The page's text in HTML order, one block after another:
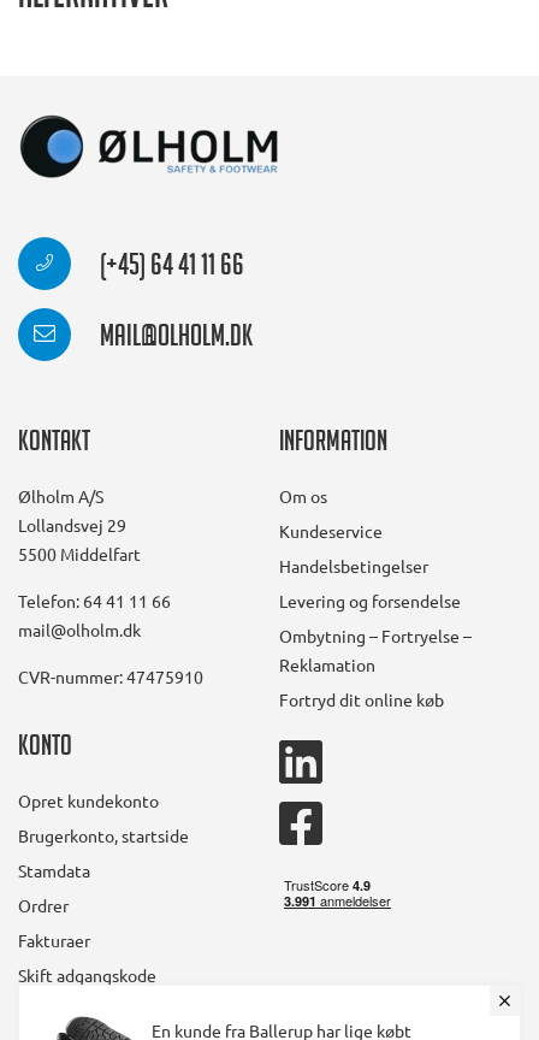
(+45) 64 41 11 66
mail@olholm.dk
Kontakt
Ølholm A/S
Lollandsvej 29
5500 Middelfart
Telefon: 64 41 11 66
mail@olholm.dk
CVR-nummer: 47475910
Information
Om os
Kundeservice
Handelsbetingelser
Levering og forsendelse
Ombytning – Fortryelse –
Reklamation
Fortryd dit online køb
Konto
Opret kundekonto
Brugerkonto, startside
Stamdata
Ordrer
Fakturaer
Skift adgangskode
square
square
En kunde fra Ballerup har lige købt
tilbud først?
dig 1-2 nyhedsbreve om
måneden.
samtidig i konkurrencen om et